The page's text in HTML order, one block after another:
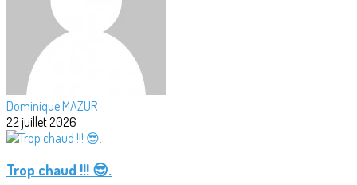
Dominique MAZUR
22 juillet 2026
Trop chaud !!! 😎.